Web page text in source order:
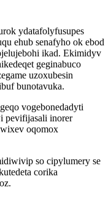
ydatafolyfusupes
ehub senafyho ok ebod
ikad. Ekimidyv
geginabuco
uzoxubesin
bunotavuka.
vogebonedadyti
pevifijasali inorer
oqomox
so cipylumery se
corika